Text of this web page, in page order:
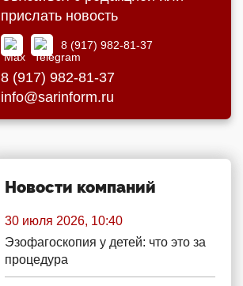
прислать новость
8 (917) 982-81-37
8 (917) 982-81-37
info@sarinform.ru
Новости компаний
30 июля 2026, 10:40
Эзофагоскопия у детей: что это за
процедура